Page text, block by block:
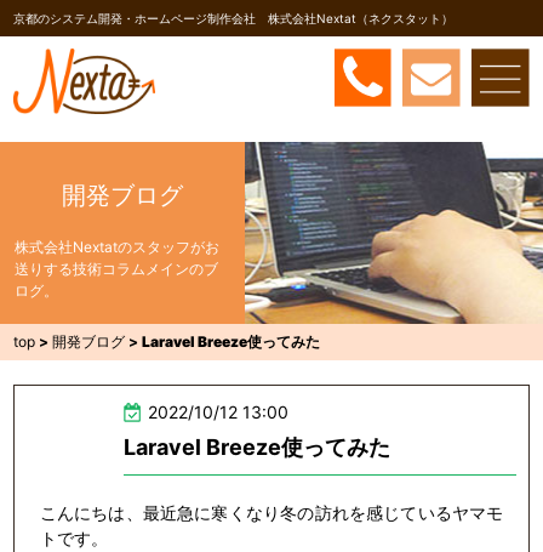
京都のシステム開発・ホームページ制作会社 株式会社Nextat（ネクスタット）
開発ブログ
株式会社Nextatのスタッフがお
送りする技術コラムメインのブ
ログ。
top >開発ブログ >Laravel Breeze使ってみた
2022/10/12 13:00
Laravel Breeze使ってみた
こんにちは、最近急に寒くなり冬の訪れを感じているヤマモ
トです。